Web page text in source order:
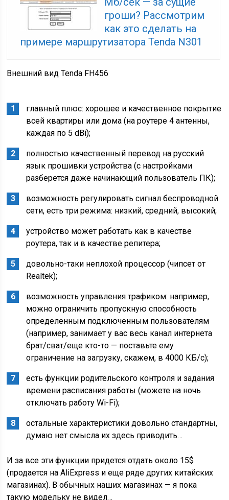
гроши? Рассмотрим
как это сделать на
примере маршрутизатора Tenda N301
Внешний вид Tenda FH456
главный плюс: хорошее и качественное покрытие
всей квартиры или дома (на роутере 4 антенны,
каждая по 5 dBi);
полностью качественный перевод на русский
язык прошивки устройства (с настройками
разберется даже начинающий пользователь ПК);
возможность регулировать сигнал беспроводной
сети, есть три режима: низкий, средний, высокий;
устройство может работать как в качестве
роутера, так и в качестве репитера;
довольно-таки неплохой процессор (чипсет от
Realtek);
возможность управления трафиком: например,
можно ограничить пропускную способность
определенным подключенным пользователям
(например, занимает у вас весь канал интернета
брат/сват/еще кто-то — поставьте ему
ограничение на загрузку, скажем, в 4000 КБ/с);
есть функции родительского контроля и задания
времени расписания работы (можете на ночь
отключать работу Wi-Fi);
остальные характеристики довольно стандартны,
думаю нет смысла их здесь приводить…
И за все эти функции придется отдать около 15$
(продается на AliExpress и еще ряде других китайских
магазинах). В обычных наших магазинах — я пока
такую модельку не видел…